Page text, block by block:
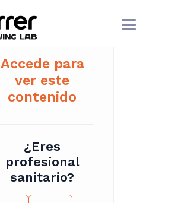
Accede para
ver este
contenido
¿Eres
profesional
sanitario?